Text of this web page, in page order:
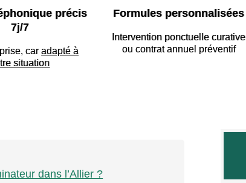
précis
7j/7
car adapté à
situation
Formules personnalisées
Intervention ponctuelle curative
ou contrat annuel préventif
dans l’Allier ?